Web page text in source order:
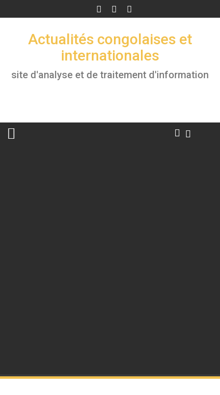
to
Actualités congolaises et
internationales
site d'analyse et de traitement d'information